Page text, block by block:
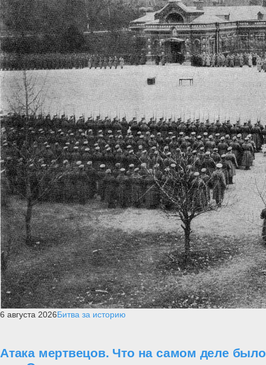
6 августа 2026Битва за историю
Атака мертвецов. Что на самом деле было